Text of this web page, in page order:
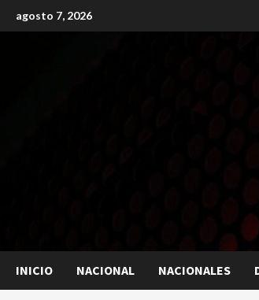
to
agosto 7, 2026
INICIO NACIONAL NACIONALES